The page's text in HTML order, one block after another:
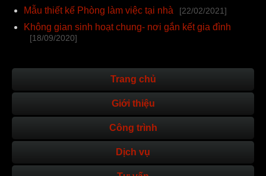
Mẫu thiết kế Phòng làm việc tại nhà [22/02/2021]
Không gian sinh hoạt chung- nơi gắn kết gia đình
[18/09/2020]
Trang chủ
Giới thiệu
Công trình
Dịch vụ